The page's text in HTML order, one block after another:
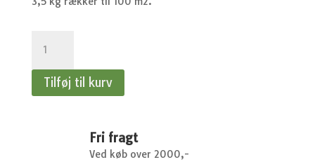
Xtra
-
EXPERT
Tilføj til kurv
Fri fragt
Ved køb over 2000,-